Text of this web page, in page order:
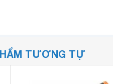
TƯƠNG TỰ